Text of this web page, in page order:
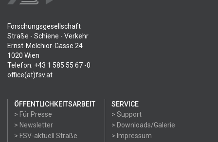
Forschungsgesellschaft
Straße - Schiene - Verkehr
Ernst-Melchior-Gasse 24
1020 Wien
Telefon: +43 1 585 55 67 -0
office(at)fsv.at
ÖFFENTLICHKEITSARBEIT
> Für Presse
> Newsletter
> FSV-aktuell Straße
SERVICE
> Support
> Downloads/Galerie
> Impressum